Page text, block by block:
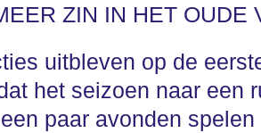
ZIN IN HET OUDE
uitbleven op de
het seizoen naar een
paar avonden